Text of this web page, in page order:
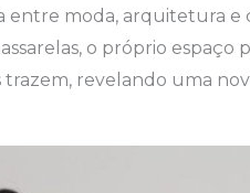
entre moda, arquitetura
o próprio
trazem, revelando uma